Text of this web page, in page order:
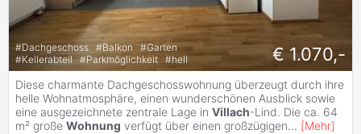
#Dachgeschoss #Balkon #Garten
#Kellerabteil #Parkmöglichkeit #hell € 1.070,-
Diese charmante Dachgeschosswohnung überzeugt durch ihre
helle Wohnatmosphäre, einen wunderschönen Ausblick sowie
eine ausgezeichnete zentrale Lage in Villach-Lind. Die ca. 64
m² große Wohnung verfügt über einen großzügigen... [Mehr]